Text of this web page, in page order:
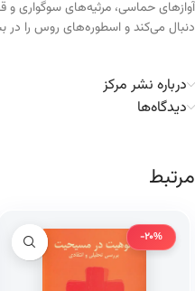
آوازهای حماسی، مرثیه‌های سوگواری
دنبال می‌کند و اسطوره‌های روس را
درباره نشر مرکز
دیدگاه‌ها
مرتبط
-20%